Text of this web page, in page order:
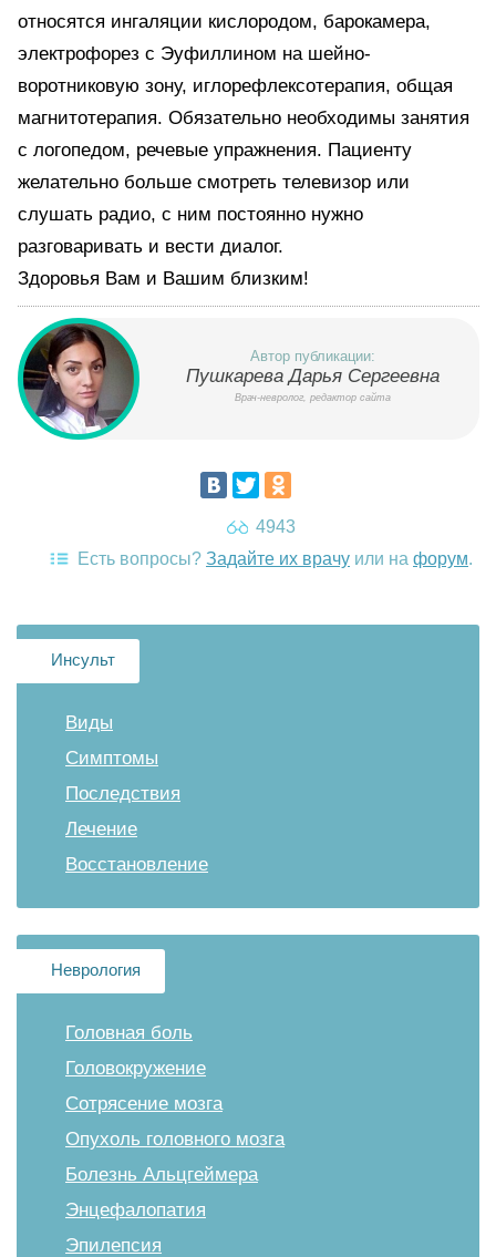
относятся ингаляции кислородом, барокамера,
электрофорез с Эуфиллином на шейно-
воротниковую зону, иглорефлексотерапия, общая
магнитотерапия. Обязательно необходимы занятия
с логопедом, речевые упражнения. Пациенту
желательно больше смотреть телевизор или
слушать радио, с ним постоянно нужно
разговаривать и вести диалог.
Здоровья Вам и Вашим близким!
Автор публикации:
Пушкарева Дарья Сергеевна
Врач-невролог, редактор сайта
4943
Есть вопросы? Задайте их врачу или на форум.
Инсульт
Виды
Симптомы
Последствия
Лечение
Восстановление
Неврология
Головная боль
Головокружение
Сотрясение мозга
Опухоль головного мозга
Болезнь Альцгеймера
Энцефалопатия
Эпилепсия